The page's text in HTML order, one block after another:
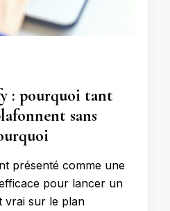
: pourquoi tant
sans
présenté comme une
pour lancer un
vrai sur le plan